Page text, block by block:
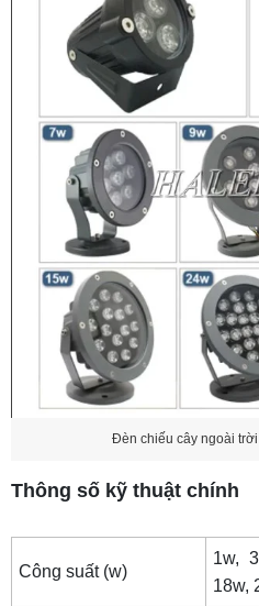
1.10. Các loại cột đèn
2. Các loại đèn ngoài trời
2.1. Đèn pha LED chiếu
2.2. Đèn đường LED
2.3. Cột đèn chiếu sáng
3. Các loại đèn chiếu sáng
3.1. Bóng đèn cao áp Metal
3.2. Bóng đèn cao áp
4. Ý tưởng lắp các loại
ngoài trời HOT
Lắp đèn chiếu sáng đường
Trang trí đèn xung quanh
Lắp đèn chiếu sáng các
Quấn đèn LED dây cho
Liên kết các cây xanh
Đèn chiếu cây ngoài
Thông số kỹ thuật chính
Công suất (w)
1w,
18w,